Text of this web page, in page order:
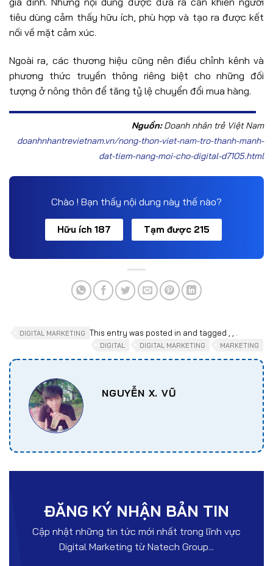
tiêu dùng cảm thấy hữu ích, phù hợp và tạo ra được kết
nối về mặt cảm xúc.
Ngoài ra, các thương hiệu cũng nên điều chỉnh kênh và
phương thức truyền thông riêng biệt cho những đối
tượng ở nông thôn để tăng tỷ lệ chuyển đổi mua hàng.
Nguồn:Doanh nhân trẻ Việt Nam
doanhnhantrevietnam.vn/nong-thon-viet-nam-tro-thanh-manh-
dat-tiem-nang-moi-cho-digital-d7105.html
Chào ! Bạn thấy nội dung này thế nào?
Hữu ích 187 Tạm được 215
This entry was posted in
DIGITAL MARKETING and tagged
DIGITAL DIGITAL MARKETING MARKETING
NGUYỄN X. VŨ
ĐĂNG KÝ NHẬN BẢN TIN
Cập nhật những tin tức mới nhất trong lĩnh vực
Digital Marketing từ Natech Group...